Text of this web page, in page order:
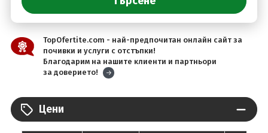
TopOfertite.com - най-предпочитан онлайн сайт за
почивки и услуги с отстъпки!
Благодарим на нашите клиенти и партньори
за доверието!
Цени